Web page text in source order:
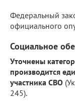
Федеральный
официального
Социальное
Уточнены
производится
участника СВО
245).